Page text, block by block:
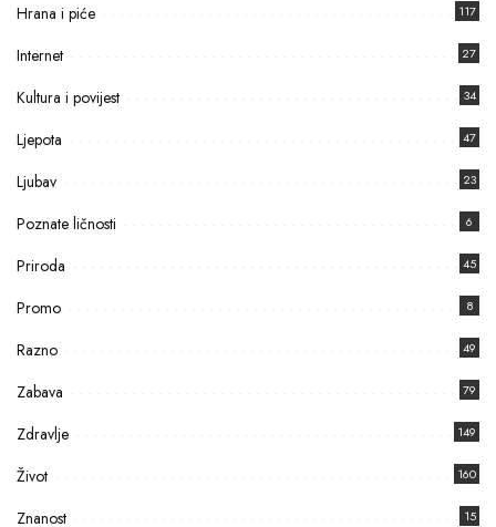
Hrana i piće 117
Internet 27
Kultura i povijest 34
Ljepota 47
Ljubav 23
Poznate ličnosti 6
Priroda 45
Promo 8
Razno 49
Zabava 79
Zdravlje 149
Život 160
Znanost 15